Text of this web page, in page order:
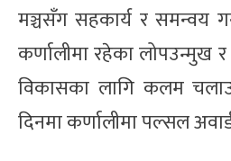
मञ्चसँग सहकार्य र समन्वय
कर्णालीमा रहेका लोपउन्मुख
विकासका‌ लागि कलम
दिनमा कर्णालीमा पल्सल